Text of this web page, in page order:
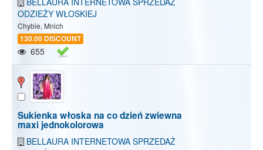
ODZIEŻY WŁOSKIEJ
Chybie, Mnich
130.00 DISCOUNT
655
Sukienka włoska na co dzień zwiewna
maxi jednokolorowa
BELLAURA INTERNETOWA SPRZEDAŻ